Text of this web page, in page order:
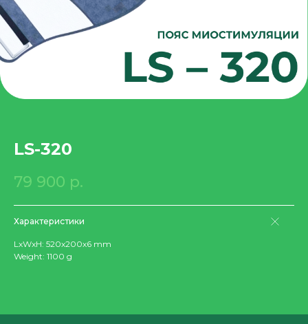
LS-320
79 900 р.
Характеристики
LxWxH: 520x200x6 mm
Weight: 1100 g